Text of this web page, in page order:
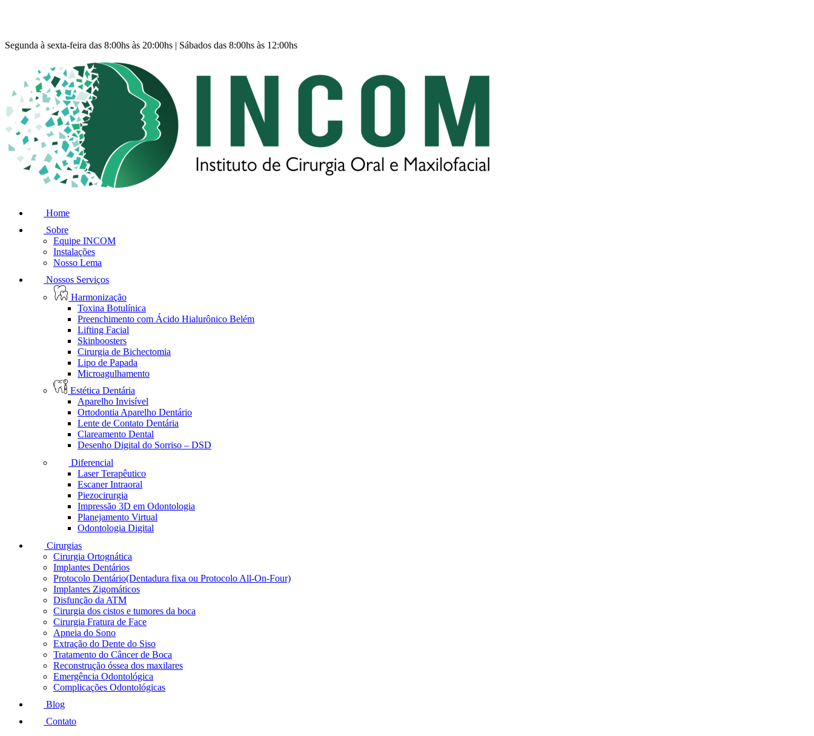
Segunda à sexta-feira das 8:00hs às 20:00hs | Sábados das 8:00hs às 12:00hs
Home
Sobre
Equipe INCOM
Instalações
Nosso Lema
Nossos Serviços
Harmonização
Toxina Botulínica
Preenchimento com Ácido Hialurônico Belém
Lifting Facial
Skinboosters
Cirurgia de Bichectomia
Lipo de Papada
Microagulhamento
Estética Dentária
Aparelho Invisível
Ortodontia Aparelho Dentário
Lente de Contato Dentária
Clareamento Dental
Desenho Digital do Sorriso – DSD
Diferencial
Laser Terapêutico
Escaner Intraoral
Piezocirurgia
Impressão 3D em Odontologia
Planejamento Virtual
Odontologia Digital
Cirurgias
Cirurgia Ortognática
Implantes Dentários
Protocolo Dentário(Dentadura fixa ou Protocolo All-On-Four)
Implantes Zigomáticos
Disfunção da ATM
Cirurgia dos cistos e tumores da boca
Cirurgia Fratura de Face
Apneia do Sono
Extração do Dente do Siso
Tratamento do Câncer de Boca
Reconstrução óssea dos maxilares
Emergência Odontológica
Complicações Odontológicas
Blog
Contato